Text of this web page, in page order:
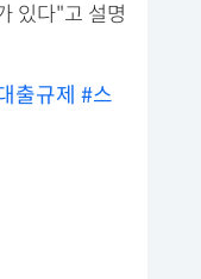
있다"고 설명
출규제 #스